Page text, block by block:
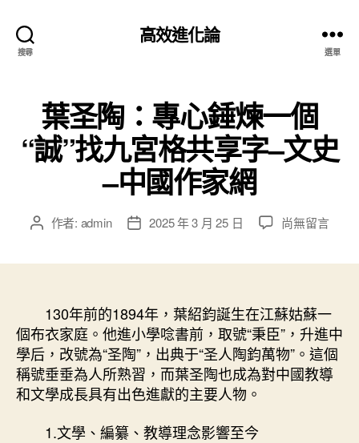
搜尋
高效進化論
選單
葉圣陶：專心錘煉一個
“誠”找九宮格共享字–文史
–中國作家網
文 作者: admin
文
期
2025 年 3 月 25 日
在
心
錘
煉
一
個
尚無留言
130年前的1894年，葉紹鈞誕生在江蘇姑蘇一
個布衣家庭。他進小學唸書前，取號“秉臣”，升進中
學后，改號為“圣陶”，出典于“圣人陶鈞萬物”。這個
稱號垂垂為人所熟習，而葉圣陶也成為對中國教導
和文學成長具有出色進獻的主要人物。
1.文學、編纂、教導理念影響至今